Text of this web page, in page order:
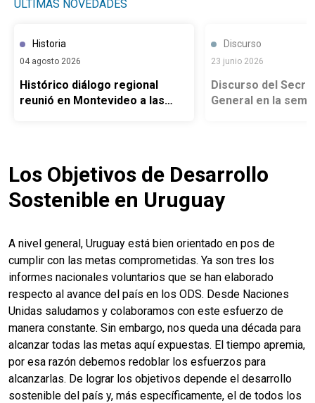
ÚLTIMAS NOVEDADES
Historia
04 agosto 2026
Histórico diálogo regional
reunió en Montevideo a las
Discurso
23 junio 2026
Discurso del
General en la
Los Objetivos de Desarrollo
Sostenible en Uruguay
A nivel general, Uruguay está bien orientado en pos de
cumplir con las metas comprometidas. Ya son tres los
informes nacionales voluntarios que se han elaborado
respecto al avance del país en los ODS. Desde Naciones
Unidas saludamos y colaboramos con este esfuerzo de
manera constante. Sin embargo, nos queda una década para
alcanzar todas las metas aquí expuestas. El tiempo apremia,
por esa razón debemos redoblar los esfuerzos para
alcanzarlas. De lograr los objetivos depende el desarrollo
sostenible del país y, más específicamente, el de todos los